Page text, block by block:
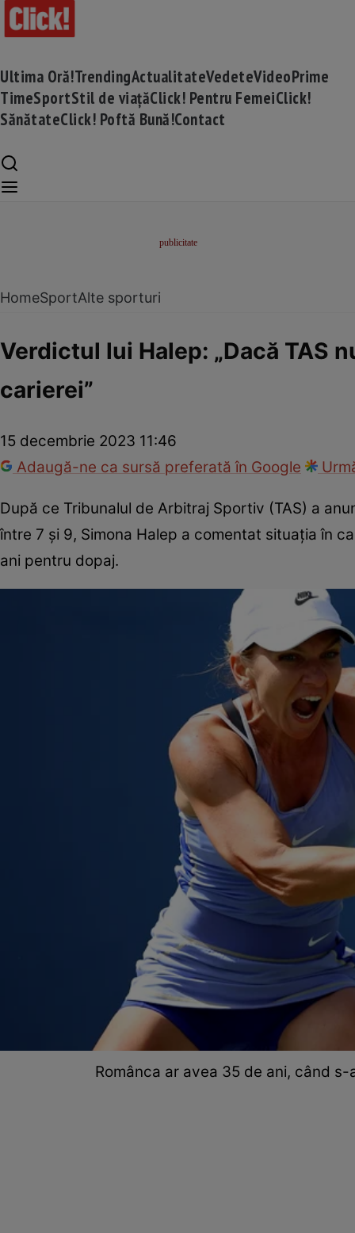
Ultima Oră!TrendingActualitateVedeteVideoPrime
TimeSportStil de viațăClick! Pentru FemeiClick!
SănătateClick! Poftă Bună!Contact
HomeSportAlte sporturi
Verdictul lui Halep: „Dacă TAS
carierei”
15 decembrie 2023 11:46
Adaugă-ne ca sursă preferată în Google
După ce Tribunalul de Arbitraj Sportiv (TAS) a
între 7 și 9, Simona Halep a comentat situația în
ani pentru dopaj.
Românca ar avea 35 de ani, când